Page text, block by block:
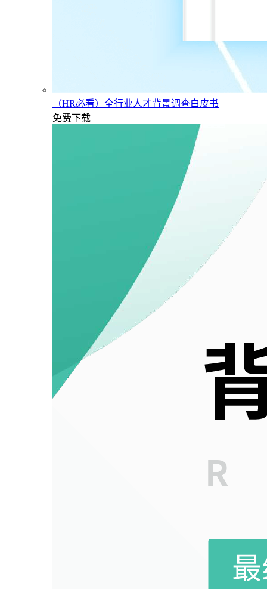
（HR必看）全行业人才背景调查白皮书
免费下载